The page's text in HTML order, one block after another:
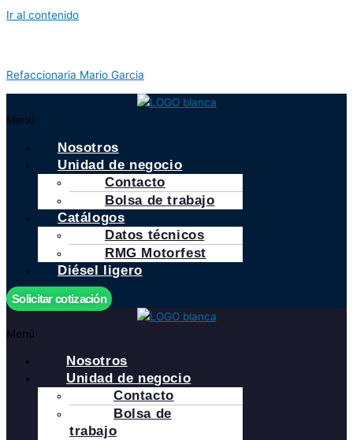
Ir al contenido
Refaccionaria Mario Garcia
Menú
Nosotros
Unidad de negocio
Contacto
Bolsa de trabajo
Catálogos
Datos técnicos
RMG Motorfest
Diésel ligero
Solicitar cotización
Menú
Nosotros
Unidad de negocio
Contacto
Bolsa de
trabajo